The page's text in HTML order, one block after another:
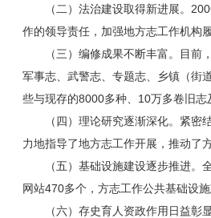
（二）法治建设取得新进展。
作的领导责任，加强地方志工作机构
（三）编修成果不断丰富。目
军事志、武警志、专题志、乡镇（街
些与现存的8000多种、10万多卷旧
（四）理论研究逐渐深化。紧
力地指导了地方志工作开展，推动了
（五）基础设施建设逐步推进
网站470多个，方志工作公共基础设施
（六）存史育人资政作用日益